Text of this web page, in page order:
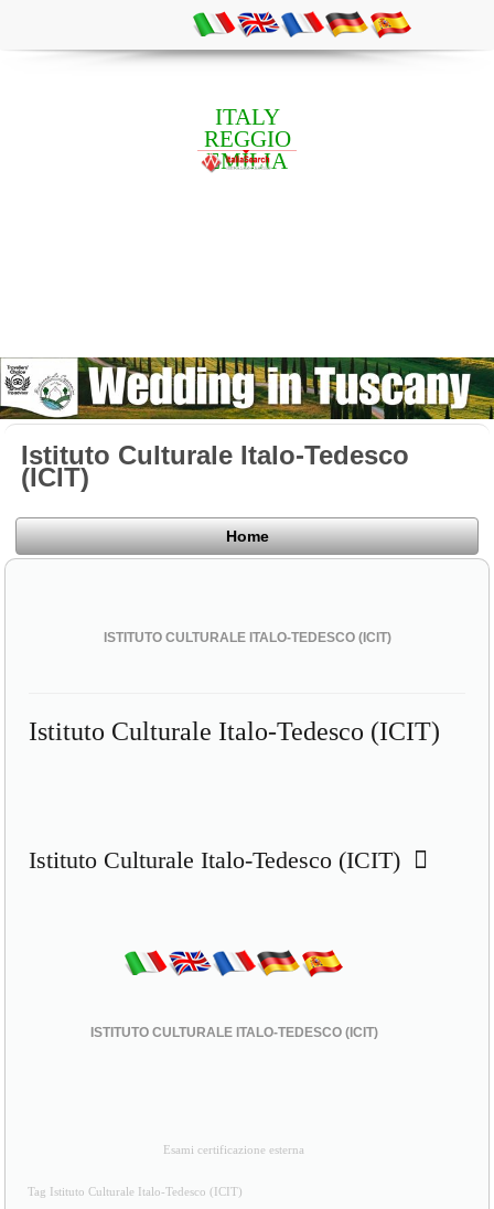
ITALY
REGGIO
EMILIA
Istituto Culturale Italo-Tedesco
(ICIT)
Home
ISTITUTO CULTURALE ITALO-TEDESCO (ICIT)
Istituto Culturale Italo-Tedesco (ICIT)
Istituto Culturale Italo-Tedesco (ICIT)
ISTITUTO CULTURALE ITALO-TEDESCO (ICIT)
Esami certificazione esterna
Tag Istituto Culturale Italo-Tedesco (ICIT)